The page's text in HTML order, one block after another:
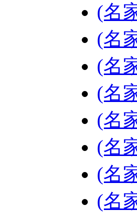
(名
(名
(名
(名
(名
(名
(名
(名